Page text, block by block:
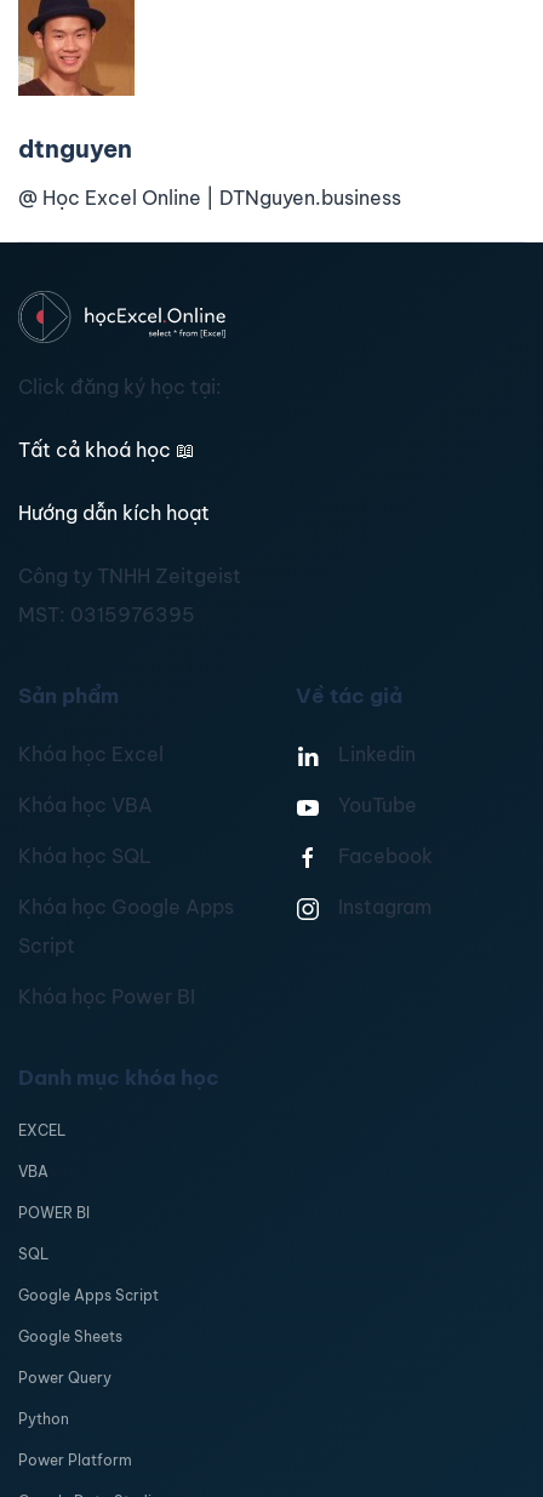
dtnguyen
@ Học Excel Online | DTNguyen.business
Click đăng ký học tại:
Tất cả khoá học 📖
Hướng dẫn kích hoạt
Công ty TNHH Zeitgeist
MST: 0315976395
Sản phẩm
Khóa học Excel
Khóa học VBA
Khóa học SQL
Khóa học Google Apps
Script
Khóa học Power BI
Về tác giả
Linkedin
YouTube
Facebook
Instagram
Danh mục khóa học
EXCEL
VBA
POWER BI
SQL
Google Apps Script
Google Sheets
Power Query
Python
Power Platform